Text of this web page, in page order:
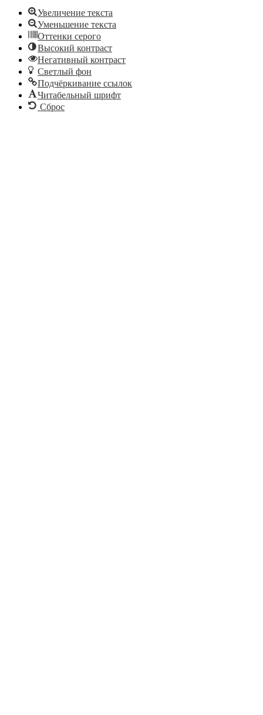
Увеличение текста
Уменьшение текста
Оттенки серого
Высокий контраст
Негативный контраст
Светлый фон
Подчёркивание ссылок
Читабельный шрифт
Сброс